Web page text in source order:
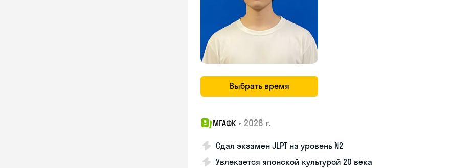
Выбрать время
МГАФК • 2028 г.
Сдал экзамен JLPT на уровень N2
Увлекается японской культурой 20 века